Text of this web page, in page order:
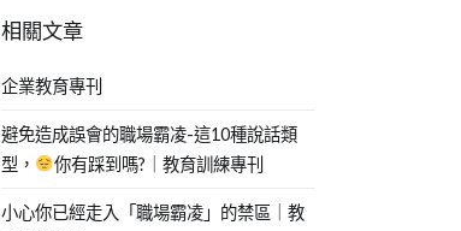
相關文章
企業教育專刊
避免造成誤會的職場霸凌-這10種說話類
型，
你有踩到嗎?｜教育訓練專刊
小心你已經走入「職場霸凌」的禁區｜教